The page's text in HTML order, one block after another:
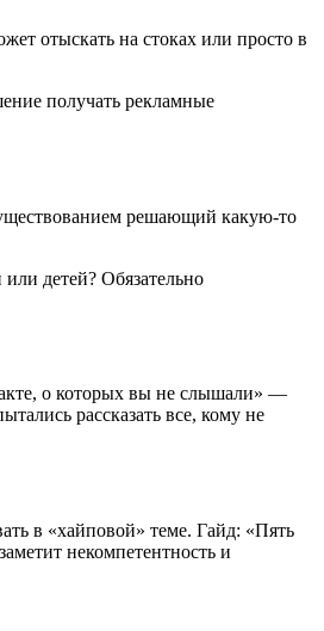
отыскать на стоках или просто в
получать рекламные
решающий какую-то
детей? Обязательно
о которых вы не слышали» —
рассказать все, кому не
в «хайповой» теме. Гайд: «Пять
некомпетентность и